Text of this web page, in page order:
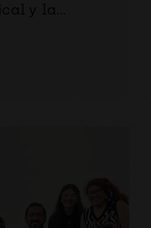
y la…